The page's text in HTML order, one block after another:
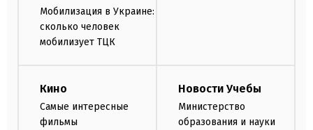
Мобилизация в Украине:
сколько человек
мобилизует ТЦК
Кино
Самые интересные
фильмы
Новости Учебы
Министерство
образования и науки